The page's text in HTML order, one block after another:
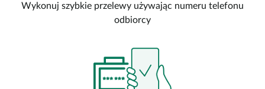
Wykonuj szybkie przelewy używając numeru telefonu
odbiorcy